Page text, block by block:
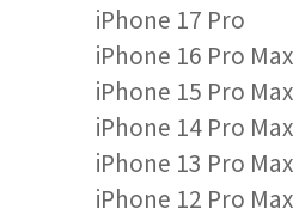
iPhone 17 Pro
iPhone 16 Pro Max
iPhone 15 Pro Max
iPhone 14 Pro Max
iPhone 13 Pro Max
iPhone 12 Pro Max